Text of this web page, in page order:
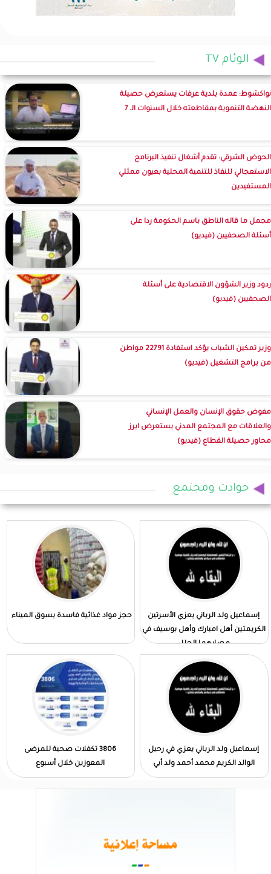
الوئام TV
نواكشوط: عمدة بلدية عرفات يستعرض حصيلة
النهضة التنموية بمقاطعته خلال السنوات الـ 7
الحوض الشرقي: تقدم أشغال تنفيذ البرنامج
الاستعجالي للنفاذ للتنمية المحلية بعيون ممثلي
المستفيدين
مجمل ما قاله الناطق باسم الحكومة ردا على
أسئلة الصحفيين (فيديو)
ردود وزير الشؤون الاقتصادية على أسئلة
الصحفيين (فيديو)
وزير تمكين الشباب يؤكد استفادة 22791 مواطن
من برامج التشغيل (فيديو)
مفوض حقوق الإنسان والعمل الإنساني
والعلاقات مع المجتمع المدني يستعرض ابرز
محاور حصيلة القطاع (فيديو)
حوادث ومجتمع
إسماعيل ولد الرباني يعزي الأسرتين
الكريمتين أهل امبارك وأهل بوسيف في
مصابهما الجلل
حجز مواد غذائية فاسدة بسوق الميناء
إسماعيل ولد الرباني يعزي في رحيل
الوالد الكريم محمد أحمد ولد أبي
3806 تكفلات صحية للمرضى
المعوزين خلال أسبوع